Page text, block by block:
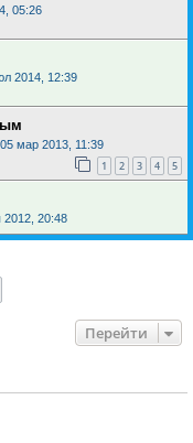
05:26
2014, 12:39
05 мар 2013, 11:39
1 2 3 4 5
2012, 20:48
Перейти